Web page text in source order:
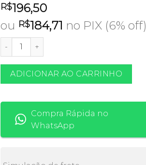
R$196,50
ou R$184,71 no PIX (6% off)
NutriBiótica, Arara Natural. 3kg quantidade
ADICIONAR AO CARRINHO
Compra Rápida no
WhatsApp